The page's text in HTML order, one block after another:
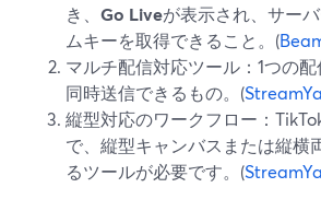
き、 Go Liveが表示され、サー
ムキーを取得できること。(
マルチ配信対応ツール：1つの
同時送信できるもの。(
縦型対応のワークフロー：
で、縦型キャンバスまたは縦横
るツールが必要です。(